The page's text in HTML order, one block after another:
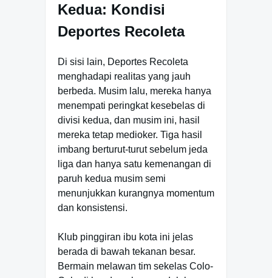
Kedua: Kondisi
Deportes Recoleta
Di sisi lain, Deportes Recoleta
menghadapi realitas yang jauh
berbeda. Musim lalu, mereka hanya
menempati peringkat kesebelas di
divisi kedua, dan musim ini, hasil
mereka tetap medioker. Tiga hasil
imbang berturut-turut sebelum jeda
liga dan hanya satu kemenangan di
paruh kedua musim semi
menunjukkan kurangnya momentum
dan konsistensi.
Klub pinggiran ibu kota ini jelas
berada di bawah tekanan besar.
Bermain melawan tim sekelas Colo-